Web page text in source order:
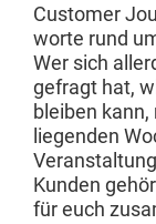
Cus­tomer
worte rund
Wer sich
gefragt hat,
bleiben
liegen­den
Kun­den
für euch